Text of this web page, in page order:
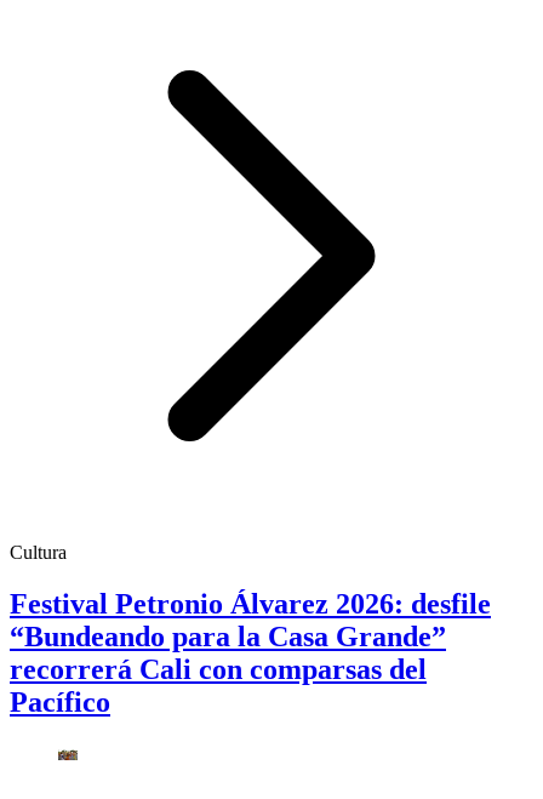
Cultura
Festival Petronio Álvarez 2026: desfile
“Bundeando para la Casa Grande”
recorrerá Cali con comparsas del
Pacífico